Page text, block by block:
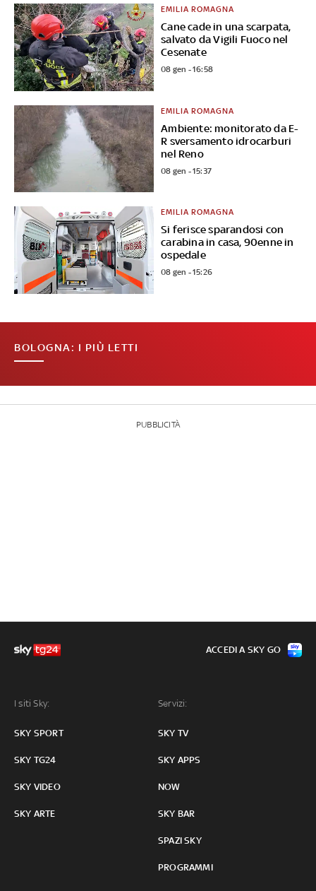
Cane cade in una scarpata,
salvato da Vigili Fuoco nel
Cesenate
EMILIA ROMAGNA
08 gen - 16:58
Ambiente: monitorato da E-
R sversamento idrocarburi
nel Reno
EMILIA ROMAGNA
08 gen - 15:37
Si ferisce sparandosi con
carabina in casa, 90enne in
ospedale
EMILIA ROMAGNA
08 gen - 15:26
BOLOGNA: I PIÙ LETTI
PUBBLICITÀ
I siti Sky:
SKY SPORT
SKY TG24
SKY VIDEO
SKY ARTE
Servizi:
SKY TV
SKY APPS
NOW
SKY BAR
SPAZI SKY
PROGRAMMI
ACCEDI A SKY GO